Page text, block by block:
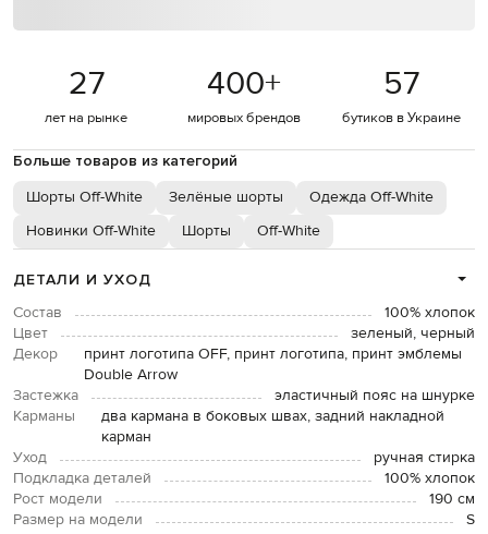
27
лет на рынке
400+
мировых брендов
57
бутиков в Украине
Больше товаров из категорий
Шорты Off-White Зелёные шорты
Одежда Off-White
Новинки Off-White
Шорты Off-White
ДЕТАЛИ И УХОД
Состав
100% хлопок
Цвет
зеленый, черный
Декор
принт логотипа OFF, принт логотипа, принт эмблемы
Double Arrow
Застежка
эластичный пояс на шнурке
Карманы
два кармана в боковых швах, задний накладной
карман
Уход
ручная стирка
Подкладка деталей
100% хлопок
Рост модели
190 см
Размер на модели
S